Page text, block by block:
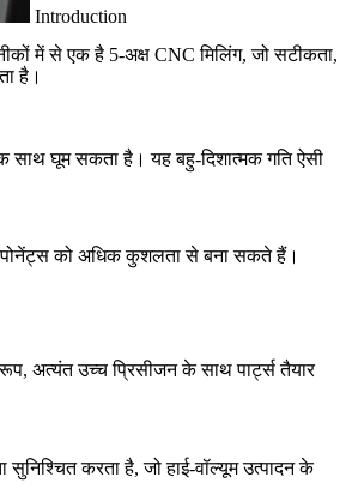
Introduction
में से एक है 5-अक्ष CNC मिलिंग, जो सटीकता,
है।
घूम सकता है। यह बहु-दिशात्मक गति ऐसी
को अधिक कुशलता से बना सकते हैं।
अत्यंत उच्च प्रिसीजन के साथ पार्ट्स तैयार
करता है, जो हाई-वॉल्यूम उत्पादन के